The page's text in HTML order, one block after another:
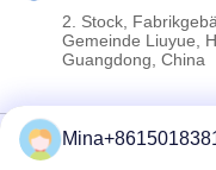
2. Stock,
Gemeinde Liuyue,
Guangdong, China